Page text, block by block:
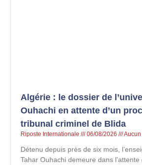
Algérie : le dossier de
Ouhachi en attente d’un
tribunal criminel de Blida
Riposte Internationale 06/08/2026 Aucun
Détenu depuis près de six mois,
Tahar Ouhachi demeure dans l’attente